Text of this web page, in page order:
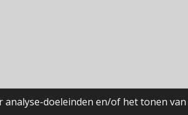
doeleinden en/of het tonen